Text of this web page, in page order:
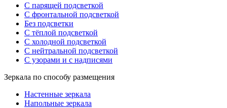
С парящей подсветкой
С фронтальной подсветкой
Без подсветки
С тёплой подсветкой
С холодной подсветкой
С нейтральной подсветкой
С узорами и с надписями
Зеркала по способу размещения
Настенные зеркала
Напольные зеркала